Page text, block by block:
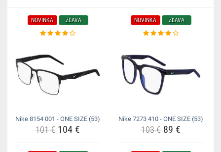
NOVINKA ZĽAVA
Nike 8154 001 - ONE SIZE (53)
101 € 104 €
NOVINKA ZĽAVA
Nike 7273 410 - ONE SIZE (53)
103 € 89 €